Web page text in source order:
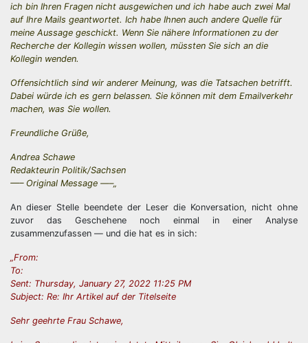
ich bin Ihren Fragen nicht ausgewichen und ich habe auch zwei Mal
auf Ihre Mails geantwortet. Ich habe Ihnen auch andere Quelle für
meine Aussage geschickt. Wenn Sie nähere Informationen zu der
Recherche der Kollegin wissen wollen, müssten Sie sich an die
Kollegin wenden.
Offensichtlich sind wir anderer Meinung, was die Tatsachen betrifft.
Dabei würde ich es gern belassen. Sie können mit dem Emailverkehr
machen, was Sie wollen.
Freundliche Grüße,
Andrea Schawe
Redakteurin Politik/Sachsen
—– Original Message —–„
An dieser Stelle beendete der Leser die Konversation, nicht ohne
zuvor das Geschehene noch einmal in einer Analyse
zusammenzufassen — und die hat es in sich:
„From:
To:
Sent: Thursday, January 27, 2022 11:25 PM
Subject: Re: Ihr Artikel auf der Titelseite
Sehr geehrte Frau Schawe,